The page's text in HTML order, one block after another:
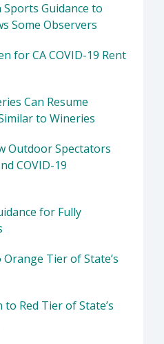
Guidance to
Some Observers
for CA COVID-19 Rent
Can Resume
to Wineries
Outdoor Spectators
COVID-19
for Fully
Tier of State’s
Red Tier of State’s